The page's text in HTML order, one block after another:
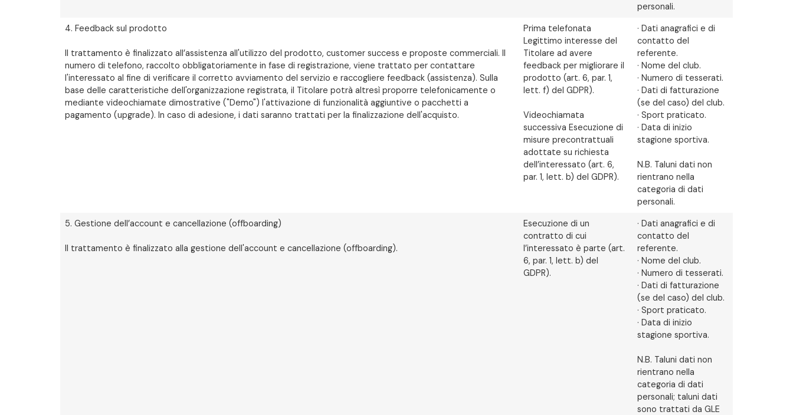
personali.
4. Feedback sul prodotto
Il trattamento è finalizzato all’assistenza all'utilizzo del prodotto, customer success e proposte commerciali. Il
numero di telefono, raccolto obbligatoriamente in fase di registrazione, viene trattato per contattare
l'interessato al fine di verificare il corretto avviamento del servizio e raccogliere feedback (assistenza). Sulla
base delle caratteristiche dell'organizzazione registrata, il Titolare potrà altresì proporre telefonicamente o
mediante videochiamate dimostrative ("Demo") l'attivazione di funzionalità aggiuntive o pacchetti a
pagamento (upgrade). In caso di adesione, i dati saranno trattati per la finalizzazione dell'acquisto.
Prima telefonata
Legittimo interesse del
Titolare ad avere
feedback per migliorare il
prodotto (art. 6, par. 1,
lett. f) del GDPR).
Videochiamata
successiva Esecuzione di
misure precontrattuali
adottate su richiesta
dell’interessato (art. 6,
par. 1, lett. b) del GDPR).
· Dati anagrafici e di
contatto del
referente.
· Nome del club.
· Numero di tesserati.
· Dati di fatturazione
(se del caso) del club.
· Sport praticato.
· Data di inizio
stagione sportiva.
N.B. Taluni dati non
rientrano nella
categoria di dati
personali.
5. Gestione dell’account e cancellazione (offboarding)
Il trattamento è finalizzato alla gestione dell'account e cancellazione (offboarding).
Esecuzione di un
contratto di cui
l’interessato è parte (art.
6, par. 1, lett. b) del
GDPR).
· Dati anagrafici e di
contatto del
referente.
· Nome del club.
· Numero di tesserati.
· Dati di fatturazione
(se del caso) del club.
· Sport praticato.
· Data di inizio
stagione sportiva.
N.B. Taluni dati non
rientrano nella
categoria di dati
personali; taluni dati
sono trattati da GLE